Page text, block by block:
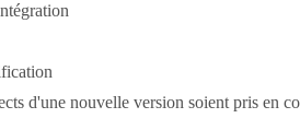
d'une nouvelle version soient pris en